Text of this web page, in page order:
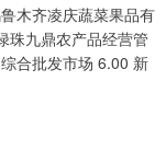
木齐凌庆蔬菜果品有
珠九鼎农产品经营管
合批发市场 6.00 新